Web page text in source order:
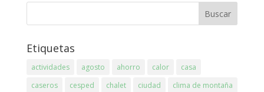
Etiquetas
actividades agosto ahorro calor
casa
caseros
cesped chalet ciudad
clima de montaña